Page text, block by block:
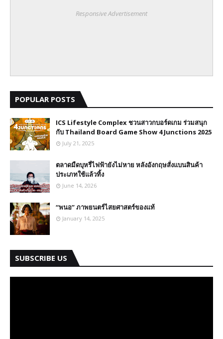
Responsive Advertisement
POPULAR POSTS
ICS Lifestyle Complex ชวนสาวกบอร์ดเกม ร่วมสนุก
กับ Thailand Board Game Show 4 Junctions 2025
July 21, 2025
ตลาดมืดบุหรี่ไฟฟ้ายังไม่หาย หลังอังกฤษสั่งแบนสินค้า
ประเภทใช้แล้วทิ้ง
June 14, 2026
“พนอ” ภาพยนตร์ไสยศาสตร์ของแท้
January 14, 2025
SUBSCRIBE US